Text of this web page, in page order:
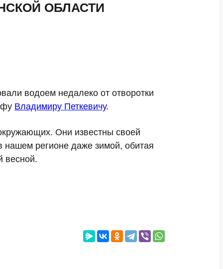
ОБЛАСТИ
водоем недалеко от отворотки
Владимиру Петкевичу.
Они известны своей
нашем регионе даже зимой, обитая
весной.